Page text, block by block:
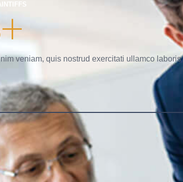
veniam, quis nostrud exercitati ullamco